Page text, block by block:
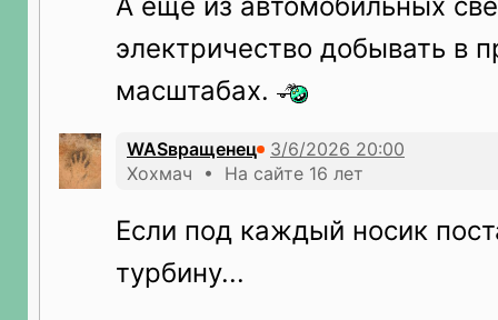
электричество добывать в
масштабах.
WASвращенец
Хохмач • На сайте 16 лет
Если под каждый носик
турбину...